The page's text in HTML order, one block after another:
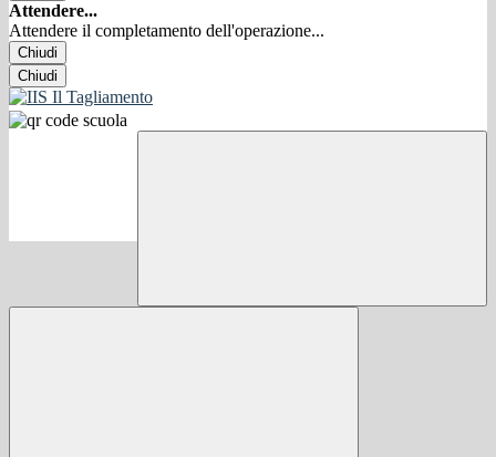
Attendere...
Attendere il completamento dell'operazione...
Chiudi
Chiudi